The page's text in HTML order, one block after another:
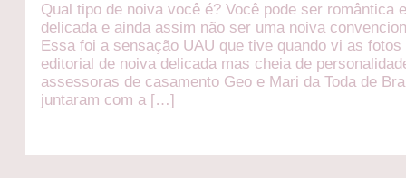
Qual tipo de noiva você é? Você pode ser romântica
delicada e ainda assim não ser uma noiva
Essa foi a sensação UAU que tive quando vi as fotos
editorial de noiva delicada mas cheia de
assessoras de casamento Geo e Mari da Toda de
juntaram com a […]